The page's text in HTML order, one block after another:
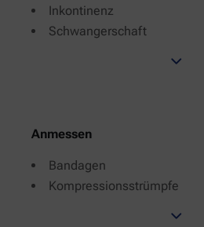
Inkontinenz
Schwangerschaft
Anmessen
Bandagen
Kompressionsstrümpfe